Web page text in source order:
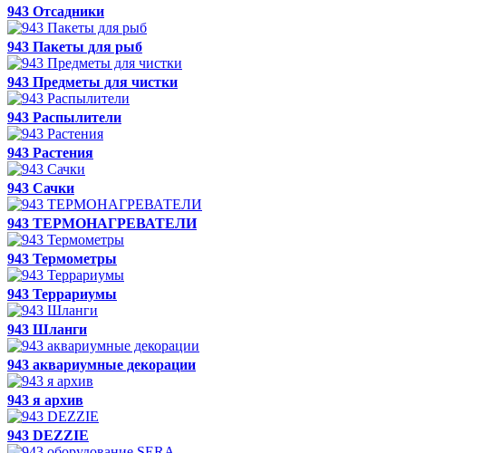
943 Отсадники
943 Пакеты для рыб
943 Предметы для чистки
943 Распылители
943 Растения
943 Сачки
943 ТЕРМОНАГРЕВАТЕЛИ
943 Термометры
943 Террариумы
943 Шланги
943 аквариумные декорации
943 я архив
943 DEZZIE